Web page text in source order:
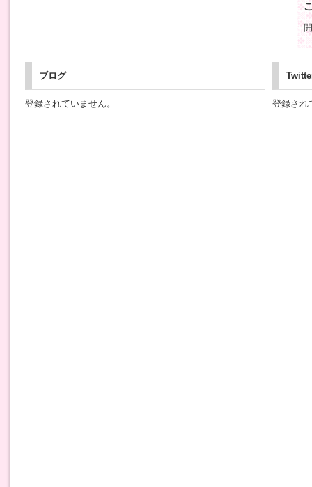
ブログ
登録されていません。 登録され